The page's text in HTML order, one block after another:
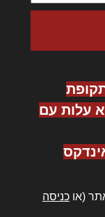
עלות עם
(או כניסה